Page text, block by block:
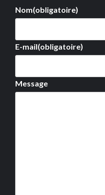
Nom(obligatoire)
E-mail(obligatoire)
Message